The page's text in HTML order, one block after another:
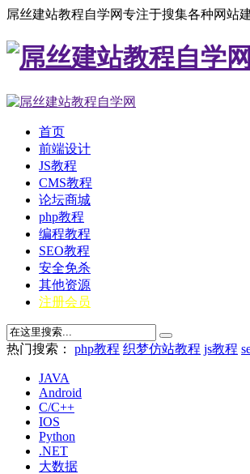
屌丝建站教程自学网专注于搜集各种网站
首页
前端设计
JS教程
CMS教程
论坛商城
php教程
编程教程
SEO教程
安全免杀
其他资源
注册会员
热门搜索： php教程 织梦仿站教程 js教程
JAVA
Android
C/C++
IOS
Python
.NET
大数据